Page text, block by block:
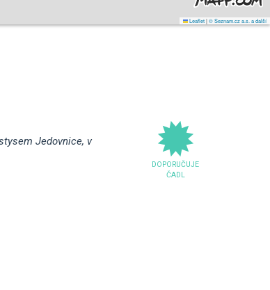
Leaflet|© Seznam.cz a.s. a další
DOPORUČUJE
ČADL
Jedovnice, v